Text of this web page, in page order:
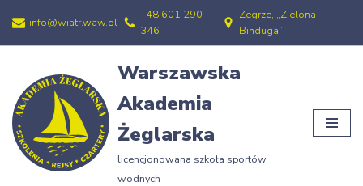
Przejdź
treści
info@wiatr.waw.pl
+48 601 290
346
Zegrze, „Zielona
Binduga”
Warszawska
Akademia
Żeglarska
licencjonowana szkoła sportów
wodnych